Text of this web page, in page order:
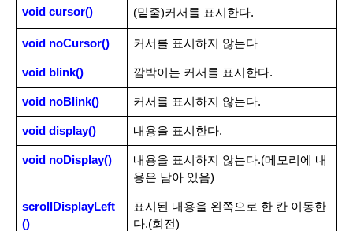
void cursor() (밑줄)커서를 표시한다.
void noCursor() 커서를 표시하지 않는다
void blink() 깜박이는 커서를 표시한다.
void noBlink() 커서를 표시하지 않는다.
void display() 내용을 표시한다.
void noDisplay()
내용을 표시하지 않는다.(메모리에 내
용은 남아 있음)
scrollDisplayLeft
()
표시된 내용을 왼쪽으로 한 칸 이동한
다.(회전)